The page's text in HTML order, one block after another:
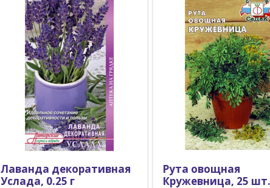
Лаванда декоративная
Услада, 0.25 г
Рута овощная
Кружевница, 25 шт.